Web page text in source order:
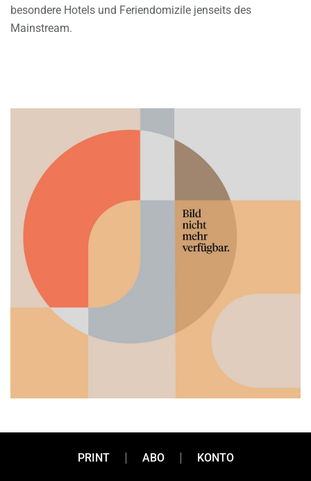
besondere Hotels und Feriendomizile jenseits des
Mainstream.
PRINT ABO KONTO